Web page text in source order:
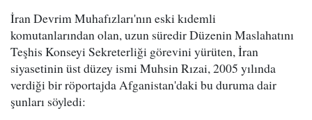
İran Devrim Muhafızları'nın eski kıdemli
komutanlarından olan, uzun süredir Düzenin Maslahatını
Teşhis Konseyi Sekreterliği görevini yürüten, İran
siyasetinin üst düzey ismi Muhsin Rızai, 2005 yılında
verdiği bir röportajda Afganistan'daki bu duruma dair
şunları söyledi: